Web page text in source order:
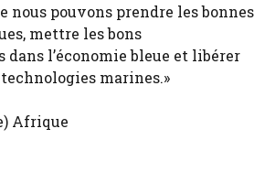
nous pouvons prendre les bonnes
mettre les bons
l’économie bleue et libérer
marines.»
Afrique